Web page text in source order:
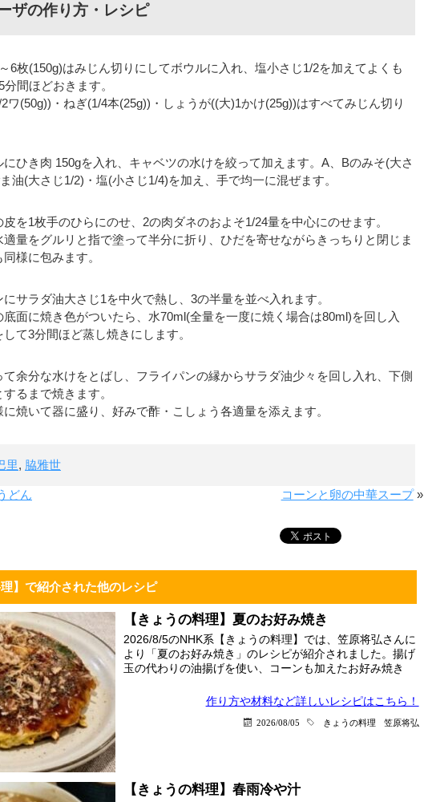
ザの作り方・レシピ
6枚(150g)はみじん切りにしてボウルに入れ、塩小さじ1/2を加えてよくも
間ほどおきます。
ワ(50g))・ねぎ(1/4本(25g))・しょうが((大)1かけ(25g))はすべてみじん切り
にひき肉 150gを入れ、キャベツの水けを絞って加えます。A、Bのみそ(大さ
油(大さじ1/2)・塩(小さじ1/4)を加え、手で均一に混ぜます。
皮を1枚手のひらにのせ、2の肉ダネのおよそ1/24量を中心にのせます。
適量をグルリと指で塗って半分に折り、ひだを寄せながらきっちりと閉じま
様に包みます。
にサラダ油大さじ1を中火で熱し、3の半量を並べ入れます。
底面に焼き色がついたら、水70ml(全量を一度に焼く場合は80ml)を回し入
て3分間ほど蒸し焼きにします。
て余分な水けをとばし、フライパンの縁からサラダ油少々を回し入れ、下側
るまで焼きます。
焼いて器に盛り、好みで酢・こしょう各適量を添えます。
里, 脇雅世
どん コーンと卵の中華スープ»
理】で紹介された他のレシピ
【きょうの料理】夏のお好み焼き
2026/8/5のNHK系【きょうの料理】では、笠原将弘さんに
より「夏のお好み焼き」のレシピが紹介されました。揚げ
玉の代わりの油揚げを使い、コーンも加えたお好み焼き
作り方や材料など詳しいレシピはこちら！
2026/08/05 きょうの料理 笠原将弘
【きょうの料理】春雨冷や汁